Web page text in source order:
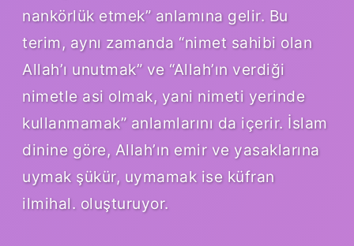
nankörlük etmek” anlamına gelir. Bu
terim, aynı zamanda “nimet sahibi olan
Allah’ı unutmak” ve “Allah’ın verdiği
nimetle asi olmak, yani nimeti yerinde
kullanmamak” anlamlarını da içerir. İslam
dinine göre, Allah’ın emir ve yasaklarına
uymak şükür, uymamak ise küfran
ilmihal. oluşturuyor.